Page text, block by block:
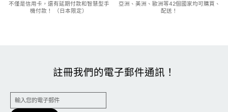
不僅是信用卡，還有延期付款和智慧型手
機付款！ （日本限定）
亞洲、美洲、歐洲等42個國家均可購買、
配送！
註冊我們的電子郵件通訊！